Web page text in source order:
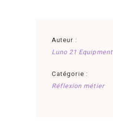
Auteur :
Luno 21 Equipment
Catégorie :
Réflexion métier